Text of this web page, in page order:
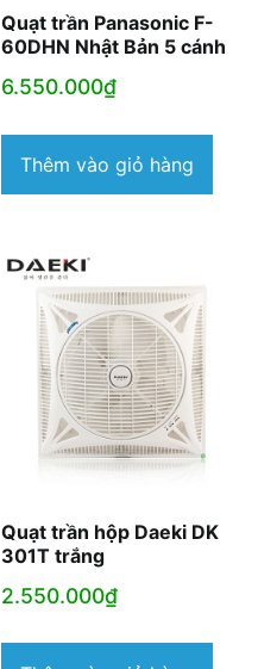
Quạt trần Panasonic F-
60DHN Nhật Bản 5 cánh
6.550.000₫
Thêm vào giỏ hàng
Quạt trần hộp Daeki DK
301T trắng
2.550.000₫